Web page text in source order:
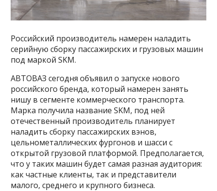
Российский производитель намерен наладить
серийную сборку пассажирских и грузовых машин
под маркой SKM.
АВТОВАЗ сегодня объявил о запуске нового
российского бренда, который намерен занять
нишу в сегменте коммерческого транспорта.
Марка получила название SKM, под ней
отечественный производитель планирует
наладить сборку пассажирских вэнов,
цельнометаллических фургонов и шасси с
открытой грузовой платформой. Предполагается,
что у таких машин будет самая разная аудитория:
как частные клиенты, так и представители
малого, среднего и крупного бизнеса.